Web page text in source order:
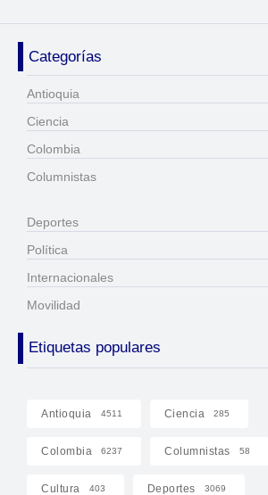
Categorías
Antioquia
Ciencia
Colombia
Columnistas
Deportes
Política
Internacionales
Movilidad
Etiquetas populares
Antioquia 4511 Ciencia 285
Colombia 6237 Columnistas 58
Cultura 403 Deportes 3069